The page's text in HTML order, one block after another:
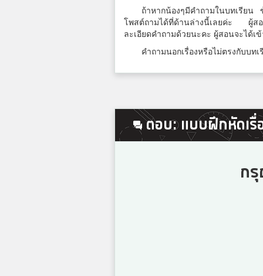
6
ถ้าหากน้องๆมีคำถามในบทเรียน
โพสต์ถามได้ที่ด้านล่างนี้เลยค่ะ ผู้สอ
ละเอียดคำถามด้วยนะคะ ผู้สอนจะได้เ
คำถามนอกเรื่องหรือไม่ตรงกับบท
ตอบ: แบบฝึกหัดเรื่
ก